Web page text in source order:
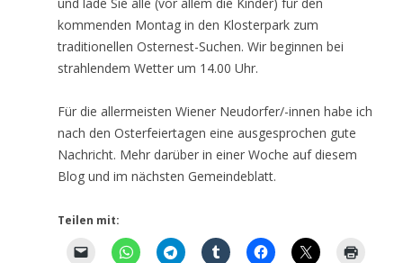
kommenden Montag in den Klosterpark zum
traditionellen Osternest-Suchen. Wir beginnen bei
strahlendem Wetter um 14.00 Uhr.
Für die allermeisten Wiener Neudorfer/-innen habe ich
nach den Osterfeiertagen eine ausgesprochen gute
Nachricht. Mehr darüber in einer Woche auf diesem
Blog und im nächsten Gemeindeblatt.
Teilen mit: